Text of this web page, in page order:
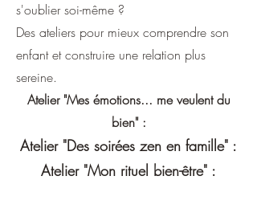
s'oublier soi-même ?
Des ateliers pour mieux comprendre son
enfant et construire une relation plus
sereine.
Atelier "Mes émotions... me veulent du
bien" :
Atelier "Des soirées zen en famille" :
Atelier "Mon rituel bien-être" :